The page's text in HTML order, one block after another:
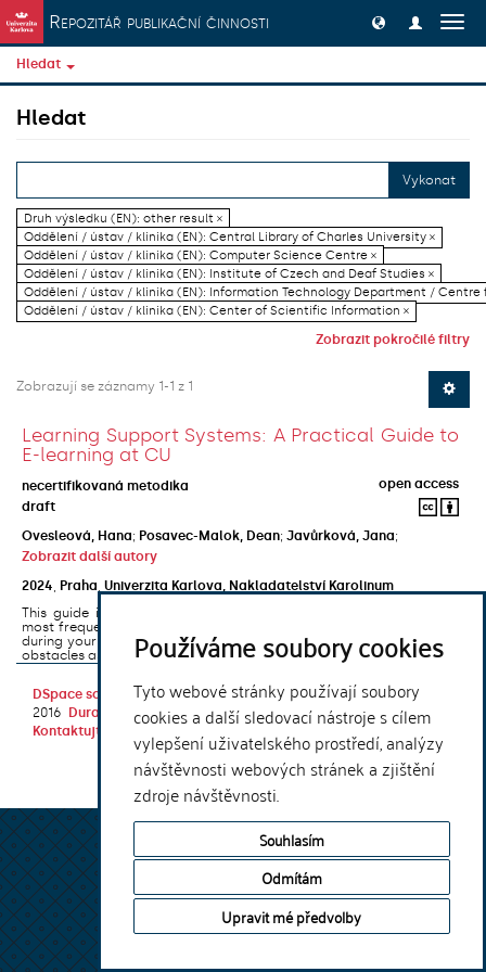
Používáme soubory cookies
Tyto webové stránky používají soubory
cookies a další sledovací nástroje s cílem
vylepšení uživatelského prostředí, analýzy
návštěvnosti webových stránek a zjištění
zdroje návštěvnosti.
Souhlasím
Odmítám
Upravit mé předvolby
Přeskočit na obsah
Repozitář publikační činnosti
Hledat
Hledat
Vykonat
Druh výsledku (EN): other result ×
Oddělení / ústav / klinika (EN): Central Library of Charles University ×
Oddělení / ústav / klinika (EN): Computer Science Centre ×
Oddělení / ústav / klinika (EN): Institute of Czech and Deaf Studies ×
Oddělení / ústav / klinika (EN): Information Technology Department / Centre
Oddělení / ústav / klinika (EN): Center of Scientific Information ×
Zobrazit pokročilé filtry
Zobrazují se záznamy 1-1 z 1
Learning Support Systems: A Practical Guide to
E-learning at CU
necertifikovaná metodika
open access
draft
Ovesleová, Hana; Posavec-Malok, Dean; Javůrková, Jana;
Zobrazit další autory
2024
Praha Univerzita Karlova, Nakladatelství Karolinum
This guide introduces the e-learning support tools that are used
most frequently at Charles University and that you may encounter
during your studies. It will also help you to avoid the most common
obstacles associated ...
DSpace softwarecopyright © 2002-
2016
DuraSpace
Kontaktujte nás
Theme by